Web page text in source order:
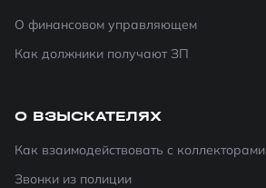
О финансовом управляющем
Как должники получают ЗП
О ВЗЫСКАТЕЛЯХ
Как взаимодействовать с коллекторами
Звонки из полиции